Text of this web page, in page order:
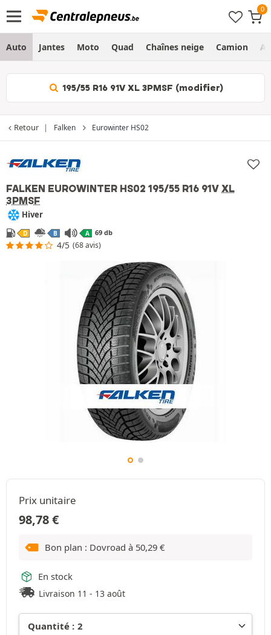
Auto Jantes Moto Quad Chaînes neige Camion
195/55 R16 91V XL 3PMSF (modifier)
Retour Falken Eurowinter HS02
FALKEN EUROWINTER HS02 195/55 R16 91V XL
3PMSF
Hiver
D B A 69 db
4/5 (68 avis)
Prix unitaire
98,78€
Bon plan : Dovroad à 50,29 €
En stock
Livraison 11 - 13 août